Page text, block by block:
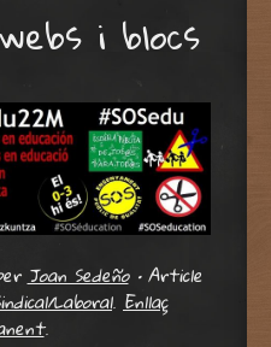
i blocs
Joan Sedeño •Article
Laboral. Enllaç
.